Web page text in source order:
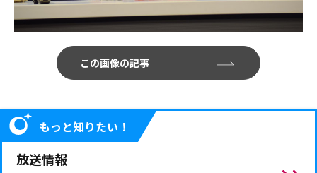
この画像の記事
もっと知りたい！
放送情報